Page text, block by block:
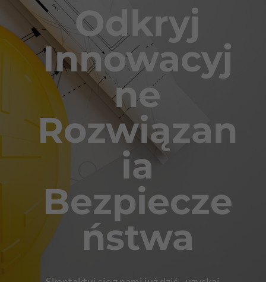
Odkryj
Innowacyj
ne
Rozwiązan
ia
Bezpiecze
ństwa